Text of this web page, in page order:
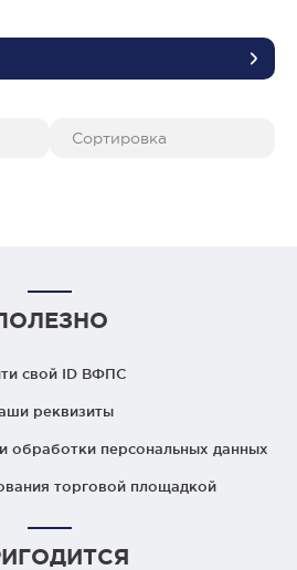
свой ID ВФПС
реквизиты
обработки персональных данных
торговой площадкой